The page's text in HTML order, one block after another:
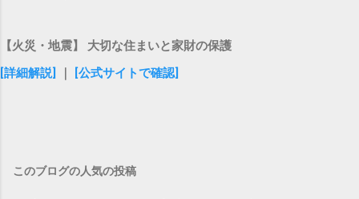
【火災・地震】 大切な住まいと家財の保護
[詳細解説]
[公式サイトで確認]
このブログの人気の投稿